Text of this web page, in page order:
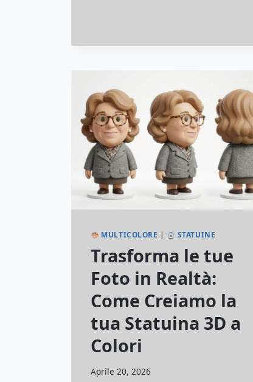
MULTICOLORE | STATUINE
Trasforma le tue
Foto in Realtà:
Come Creiamo la
tua Statuina 3D a
Colori
Di
Aprile 20, 2026